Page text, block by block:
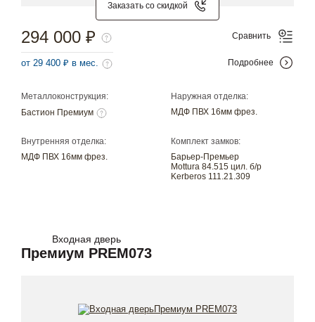
Заказать со скидкой
Металлоконструкция:
Бастион Премиум
Наружная отделка:
МДФ ПВХ 16мм фрез.
Внутренняя отделка:
МДФ ПВХ 16мм фрез.
Комплект замков:
Барьер-Премьер
Mottura 84.515 цил. б/р
Kerberos 111.21.309
294 000 ₽
от 29 400 ₽ в мес.
Сравнить
Подробнее
Входная дверь
Премиум PREM073